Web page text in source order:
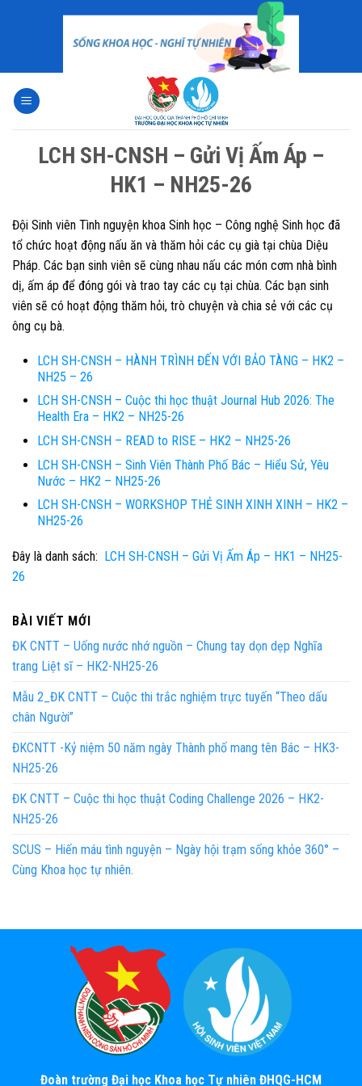
LCH SH-CNSH – Gửi Vị Ấm Áp –
HK1 – NH25-26
Đội Sinh viên Tình nguyện khoa Sinh học – Công nghệ Sinh học đã
tổ chức hoạt động nấu ăn và thăm hỏi các cụ già tại chùa Diệu
Pháp. Các bạn sinh viên sẽ cùng nhau nấu các món cơm nhà bình
dị, ấm áp để đóng gói và trao tay các cụ tại chùa. Các bạn sinh
viên sẽ có hoạt động thăm hỏi, trò chuyện và chia sẻ với các cụ
ông cụ bà.
LCH SH-CNSH – HÀNH TRÌNH ĐẾN VỚI BẢO TÀNG – HK2 –
NH25 – 26
LCH SH-CNSH – Cuộc thi học thuật Journal Hub 2026: The
Health Era – HK2 – NH25-26
LCH SH-CNSH – READ to RISE – HK2 – NH25-26
LCH SH-CNSH – Sinh Viên Thành Phố Bác – Hiểu Sử, Yêu
Nước – HK2 – NH25-26
LCH SH-CNSH – WORKSHOP THẺ SINH XINH XINH – HK2 –
NH25-26
Đây là danh sách: LCH SH-CNSH – Gửi Vị Ấm Áp – HK1 – NH25-
26
BÀI VIẾT MỚI
ĐK CNTT – Uống nước nhớ nguồn – Chung tay dọn dẹp Nghĩa
trang Liệt sĩ – HK2-NH25-26
Mẫu 2_ĐK CNTT – Cuộc thi trắc nghiệm trực tuyến “Theo dấu
chân Người”
ĐKCNTT -Kỷ niệm 50 năm ngày Thành phố mang tên Bác – HK3-
NH25-26
ĐK CNTT – Cuộc thi học thuật Coding Challenge 2026 – HK2-
NH25-26
SCUS – Hiến máu tình nguyện – Ngày hội trạm sống khỏe 360° –
Cùng Khoa học tự nhiên.
Đoàn trường Đại học Khoa học Tự nhiên ĐHQG-HCM